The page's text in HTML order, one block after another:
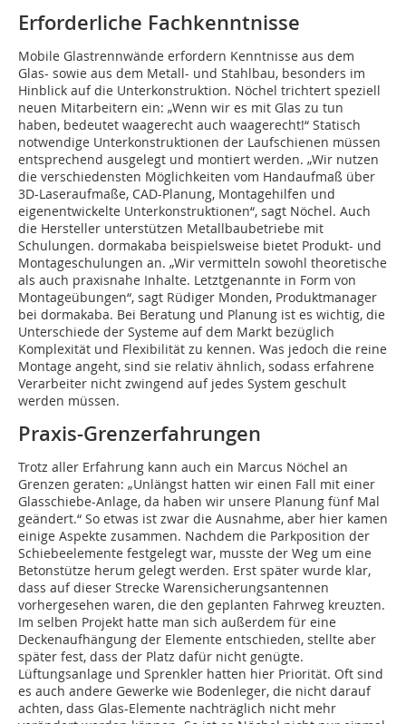
Erforderliche Fachkenntnisse
Mobile Glastrennwände erfordern Kenntnisse aus dem
Glas- sowie aus dem Metall- und Stahlbau, besonders im
Hinblick auf die Unterkonstruktion. Nöchel trichtert speziell
neuen Mitarbeitern ein: „Wenn wir es mit Glas zu tun
haben, bedeutet waagerecht auch waagerecht!“ Statisch
notwendige Unterkonstruktionen der Laufschienen müssen
entsprechend ausgelegt und montiert werden. „Wir nutzen
die verschiedensten Möglichkeiten vom Handaufmaß über
3D-Laseraufmaße, CAD-Planung, Montagehilfen und
eigenentwickelte Unterkonstruktionen“, sagt Nöchel. Auch
die Hersteller unterstützen Metallbaubetriebe mit
Schulungen. dormakaba beispielsweise bietet Produkt- und
Montageschulungen an. „Wir vermitteln sowohl theoretische
als auch praxisnahe Inhalte. Letztgenannte in Form von
Montageübungen“, sagt Rüdiger Monden, Produktmanager
bei dormakaba. Bei Beratung und Planung ist es wichtig, die
Unterschiede der Systeme auf dem Markt bezüglich
Komplexität und Flexibilität zu kennen. Was jedoch die reine
Montage angeht, sind sie relativ ähnlich, sodass erfahrene
Verarbeiter nicht zwingend auf jedes System geschult
werden müssen.
Praxis-Grenzerfahrungen
Trotz aller Erfahrung kann auch ein Marcus Nöchel an
Grenzen geraten: „Unlängst hatten wir einen Fall mit einer
Glasschiebe-Anlage, da haben wir unsere Planung fünf Mal
geändert.“ So etwas ist zwar die Ausnahme, aber hier kamen
einige Aspekte zusammen. Nachdem die Parkposition der
Schiebeelemente festgelegt war, musste der Weg um eine
Betonstütze herum gelegt werden. Erst später wurde klar,
dass auf dieser Strecke Warensicherungsantennen
vorhergesehen waren, die den geplanten Fahrweg kreuzten.
Im selben Projekt hatte man sich außerdem für eine
Deckenaufhängung der Elemente entschieden, stellte aber
später fest, dass der Platz dafür nicht genügte.
Lüftungsanlage und Sprenkler hatten hier Priorität. Oft sind
es auch andere Gewerke wie Bodenleger, die nicht darauf
achten, dass Glas-Elemente nachträglich nicht mehr